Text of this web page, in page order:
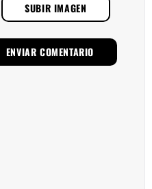
SUBIR IMAGEN